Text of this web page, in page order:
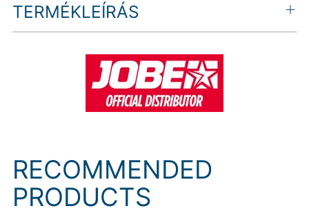
hozzáadása
TERMÉKLEÍRÁS
RECOMMENDED
PRODUCTS